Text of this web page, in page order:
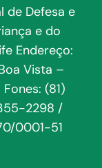
de Defesa e
e do
Endereço:
Vista –
(81)
2298 /
0001-51